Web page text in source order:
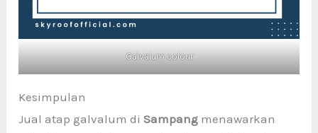
Galvalum colour
Kesimpulan
Jual atap galvalum diSampang menawarkan